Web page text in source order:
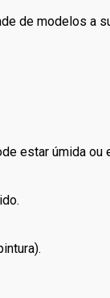
de modelos a
estar úmida ou